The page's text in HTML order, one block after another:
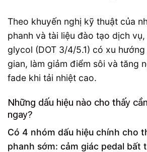
Theo khuyến nghị kỹ thuật của
phanh và tài liệu đào tạo dịch
glycol (DOT 3/4/5.1) có xu
gian, làm giảm điểm sôi và tăng
fade khi tải nhiệt cao.
Những dấu hiệu nào cho thấy
ngay?
Có 4 nhóm dấu hiệu chính cho
phanh sớm: cảm giác pedal bất